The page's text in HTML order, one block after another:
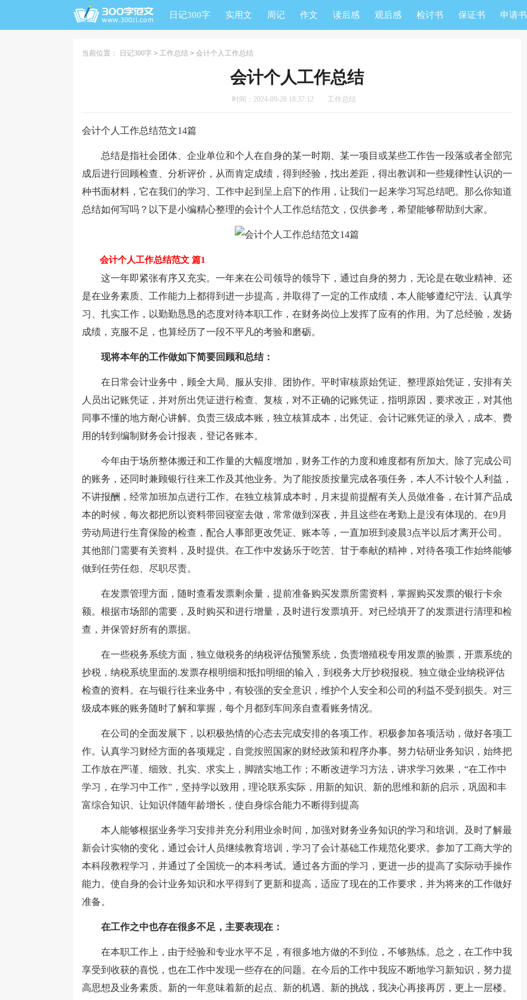
日记300字 实用文 周记 作文 读后感 观后感 检讨书 保证书 申请书
当前位置： 日记300字 > 工作总结 > 会计个人工作总结
会计个人工作总结
时间：2024-09-28 18:37:12 工作总结
会计个人工作总结范文14篇
总结是指社会团体、企业单位和个人在自身的某一时期、某一项目或某些工作告一段落或者全部完
成后进行回顾检查、分析评价，从而肯定成绩，得到经验，找出差距，得出教训和一些规律性认识的一
种书面材料，它在我们的学习、工作中起到呈上启下的作用，让我们一起来学习写总结吧。那么你知道
总结如何写吗？以下是小编精心整理的会计个人工作总结范文，仅供参考，希望能够帮助到大家。
会计个人工作总结范文 篇1
这一年即紧张有序又充实。一年来在公司领导的领导下，通过自身的努力，无论是在敬业精神、还
是在业务素质、工作能力上都得到进一步提高，并取得了一定的工作成绩，本人能够遵纪守法、认真学
习、扎实工作，以勤勤恳恳的态度对待本职工作，在财务岗位上发挥了应有的作用。为了总经验，发扬
成绩，克服不足，也算经历了一段不平凡的考验和磨砺。
现将本年的工作做如下简要回顾和总结：
在日常会计业务中，顾全大局、服从安排、团协作。平时审核原始凭证、整理原始凭证，安排有关
人员出记账凭证，并对所出凭证进行检查、复核，对不正确的记账凭证，指明原因，要求改正，对其他
同事不懂的地方耐心讲解。负责三级成本账，独立核算成本，出凭证、会计记账凭证的录入，成本、费
用的转到编制财务会计报表，登记各账本。
今年由于场所整体搬迁和工作量的大幅度增加，财务工作的力度和难度都有所加大。除了完成公司
的账务，还同时兼顾银行往来工作及其他业务。为了能按质按量完成各项任务，本人不计较个人利益，
不讲报酬，经常加班加点进行工作。在独立核算成本时，月末提前提醒有关人员做准备，在计算产品成
本的时候，每次都把所以资料带回寝室去做，常常做到深夜，并且这些在考勤上是没有体现的。在9月
劳动局进行生育保险的检查，配合人事部更改凭证、账本等，一直加班到凌晨3点半以后才离开公司。
其他部门需要有关资料，及时提供。在工作中发扬乐于吃苦、甘于奉献的精神，对待各项工作始终能够
做到任劳任怨、尽职尽责。
在发票管理方面，随时查看发票剩余量，提前准备购买发票所需资料，掌握购买发票的银行卡余
额。根据市场部的需要，及时购买和进行增量，及时进行发票填开。对已经填开了的发票进行清理和检
查，并保管好所有的票据。
在一些税务系统方面，独立做税务的纳税评估预警系统，负责增殖税专用发票的验票，开票系统的
抄税，纳税系统里面的.发票存根明细和抵扣明细的输入，到税务大厅抄税报税。独立做企业纳税评估
检查的资料。在与银行往来业务中，有较强的安全意识，维护个人安全和公司的利益不受到损失。对三
级成本账的账务随时了解和掌握，每个月都到车间亲自查看账务情况。
在公司的全面发展下，以积极热情的心态去完成安排的各项工作。积极参加各项活动，做好各项工
作。认真学习财经方面的各项规定，自觉按照国家的财经政策和程序办事。努力钻研业务知识，始终把
工作放在严谨、细致、扎实、求实上，脚踏实地工作；不断改进学习方法，讲求学习效果，“在工作中
学习，在学习中工作”，坚持学以致用，理论联系实际，用新的知识、新的思维和新的启示，巩固和丰
富综合知识、让知识伴随年龄增长，使自身综合能力不断得到提高
本人能够根据业务学习安排并充分利用业余时间，加强对财务业务知识的学习和培训。及时了解最
新会计实物的变化，通过会计人员继续教育培训，学习了会计基础工作规范化要求。参加了工商大学的
本科段教程学习，并通过了全国统一的本科考试。通过各方面的学习，更进一步的提高了实际动手操作
能力。使自身的会计业务知识和水平得到了更新和提高，适应了现在的工作要求，并为将来的工作做好
准备。
在工作之中也存在很多不足，主要表现在：
在本职工作上，由于经验和专业水平不足，有很多地方做的不到位，不够熟练。总之，在工作中我
享受到收获的喜悦，也在工作中发现一些存在的问题。在今后的工作中我应不断地学习新知识，努力提
高思想及业务素质。新的一年意味着新的起点、新的机遇、新的挑战，我决心再接再厉，更上一层楼。